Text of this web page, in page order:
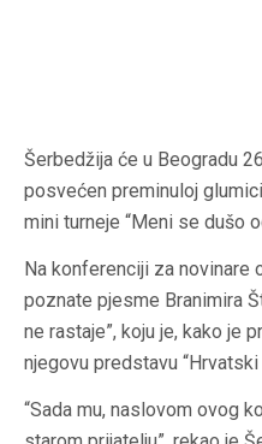
Šerbedžija će u Beogradu
posvećen preminuloj
mini turneje “Meni se dušo
Na konferenciji za novinare
poznate pjesme Branimira
ne rastaje”, koju je, kako je
njegovu predstavu
“Sada mu, naslovom ovog